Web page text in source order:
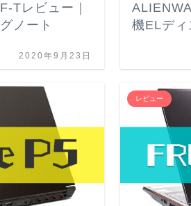
Tレビュー｜
ノート
2020年9月23日
機ELデ
レビュー